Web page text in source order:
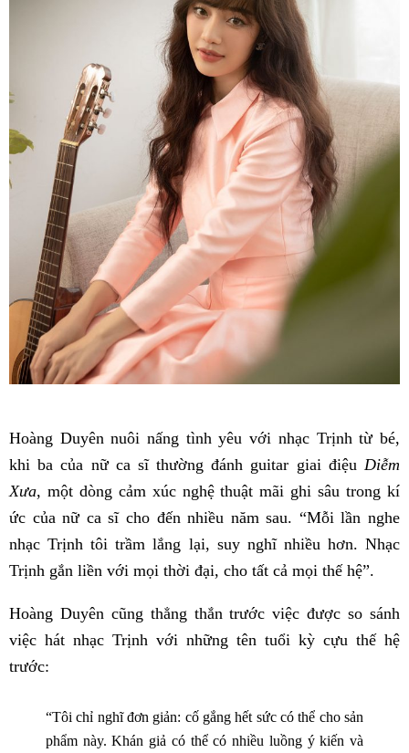
Hoàng Duyên nuôi nấng tình yêu với nhạc Trịnh từ bé,
khi ba của nữ ca sĩ thường đánh guitar giai điệu Diễm
Xưa, một dòng cảm xúc nghệ thuật mãi ghi sâu trong kí
ức của nữ ca sĩ cho đến nhiều năm sau. “Mỗi lần nghe
nhạc Trịnh tôi trầm lắng lại, suy nghĩ nhiều hơn. Nhạc
Trịnh gắn liền với mọi thời đại, cho tất cả mọi thế hệ”.
Hoàng Duyên cũng thẳng thắn trước việc được so sánh
việc hát nhạc Trịnh với những tên tuổi kỳ cựu thế hệ
trước:
“Tôi chỉ nghĩ đơn giản: cố gắng hết sức có thể cho sản
phẩm này. Khán giả có thể có nhiều luồng ý kiến và